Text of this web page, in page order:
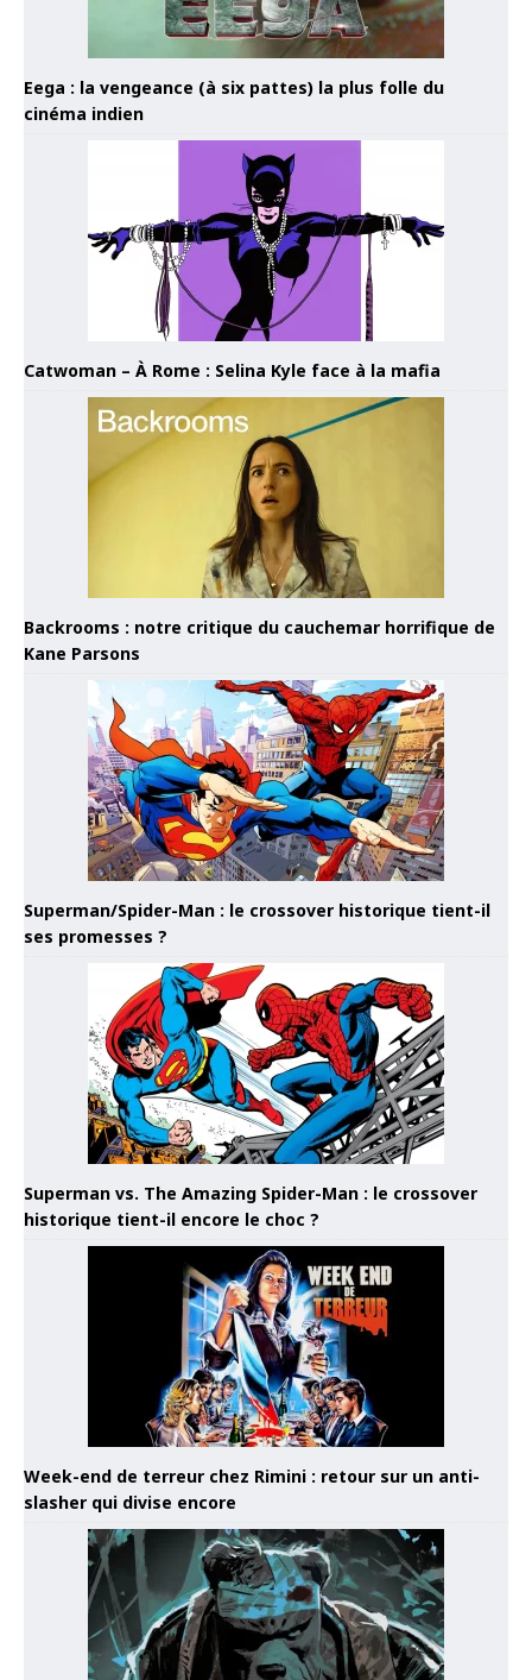
Eega : la vengeance (à six pattes) la plus folle du
cinéma indien
Catwoman – À Rome : Selina Kyle face à la mafia
Backrooms : notre critique du cauchemar horrifique de
Kane Parsons
Superman/Spider-Man : le crossover historique tient-il
ses promesses ?
Superman vs. The Amazing Spider-Man : le crossover
historique tient-il encore le choc ?
Week-end de terreur chez Rimini : retour sur un anti-
slasher qui divise encore